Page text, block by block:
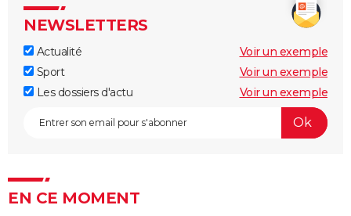
NEWSLETTERS
Actualité
Voir un exemple
Sport
Voir un exemple
Les dossiers d'actu
Voir un exemple
EN CE MOMENT